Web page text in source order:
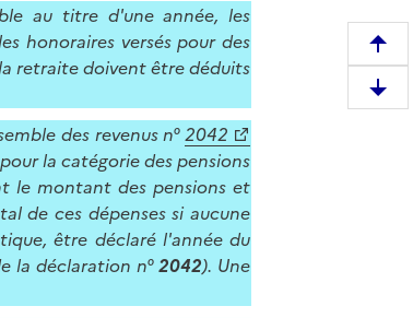
au titre d'une année, les
honoraires versés pour des
retraite doivent être déduits
des revenus n°2042
la catégorie des pensions
le montant des pensions et
de ces dépenses si aucune
être déclaré l'année du
la déclaration n°2042). Une
e
m
D